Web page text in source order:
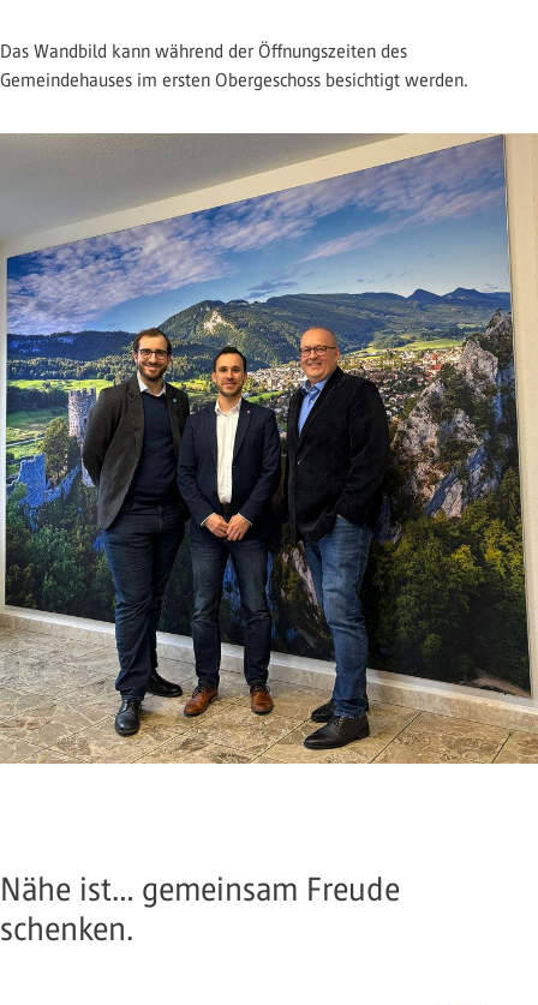
Das Wandbild kann während der Öffnungszeiten des
Gemeindehauses im ersten Obergeschoss besichtigt werden.
Nähe ist… gemeinsam Freude
schenken.